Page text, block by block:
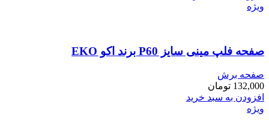
ویژه
صفحه فلپ مینی سایز P60 برند اکو EKO
صفحه برش
132,000 تومان
افزودن به سبد خرید
ویژه